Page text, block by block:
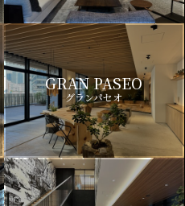
GRAN PASEO
グランパセオ